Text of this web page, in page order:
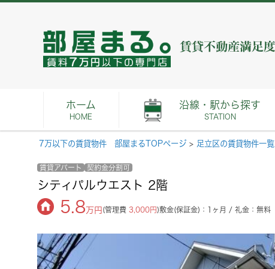
ホーム
HOME
沿線・駅から探す
STATION
7万以下の賃貸物件 部屋まるTOPページ > 足立区の賃貸物件一覧
賃貸アパート 契約金分割可
シティパルウエスト 2階
5.8 万円 (管理費 3,000円)敷金(保証金)：1ヶ月 / 礼金：無料